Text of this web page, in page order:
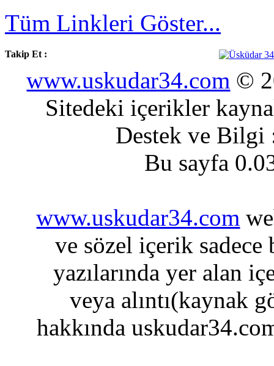
Tüm Linkleri Göster...
Takip Et :
www.uskudar34.com ©
Sitedeki içerikler
Destek ve
Bu sayfa
www.uskudar34.com
ve sözel içerik sadece
yazılarında yer alan
veya alıntı(kaynak
hakkında